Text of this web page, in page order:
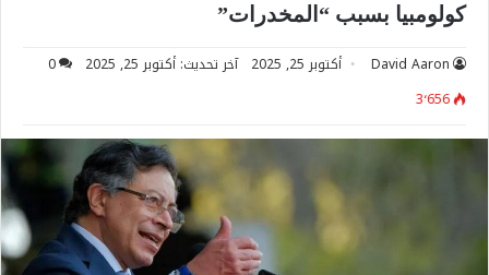
كولومبيا بسبب “المخدرات”
David Aaron أكتوبر 25, 2025 آخر تحديث: أكتوبر 25, 2025
0
3٬656